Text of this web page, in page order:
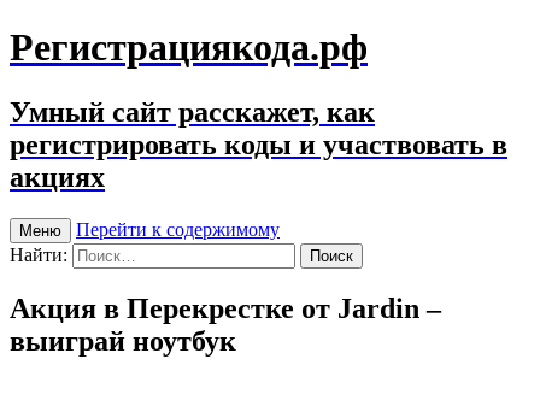
Регистрациякода.рф
Умный сайт расскажет, как
регистрировать коды и участвовать в
акциях
Меню
Перейти к содержимому
Найти:
Акция в Перекрестке от Jardin –
выиграй ноутбук